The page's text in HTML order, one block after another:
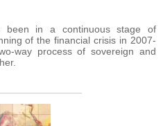
been in a continuous stage of
of the financial crisis in 2007-
way process of sovereign and